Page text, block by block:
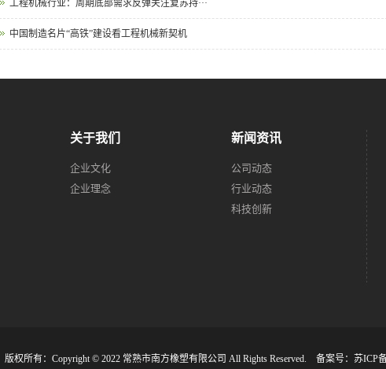
工程机械行业：周期底部需求反弹关注复苏持···
中国制造名片“高铁”建设看工程机械新契机
关于我们
企业文化
企业理念
新闻资讯
公司动态
行业动态
科技创新
版权所有：Copyright © 2022 常熟市南方橡塑有限公司 All Rights Reserved. 备案号： 苏ICP